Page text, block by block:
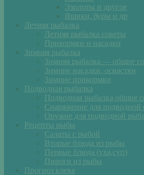
Эхолоты и другое
Ящики, буры и др
Летняя рыбалка
Летняя рыбалка советы
Прикормки и насадки
Зимняя рыбалка
Зимняя рыбалка — общие
Зимние насадки, оснастки
Зимние прикормки
Подводная рыбалка
Подводная рыбалка общие
Снаряжение для подводной
Оружие для подводной
Рецепты рыбы
Салаты с рыбой
Вторые блюда из рыбы
Первые блюда (уха,суп)
Пироги из рыбы
Прогноз клева